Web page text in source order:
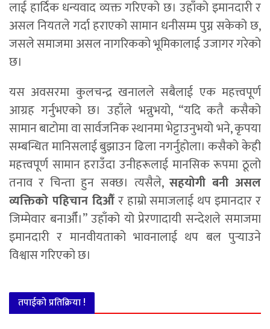
लाई हार्दिक धन्यवाद व्यक्त गरिएको छ। उहाँको इमानदारी र
असल नियतले गर्दा हराएको सामान धनीसम्म पुग्न सकेको छ,
जसले समाजमा असल नागरिकको भूमिकालाई उजागर गरेको
छ।
यस अवसरमा कुलचन्द्र खनालले सबैलाई एक महत्त्वपूर्ण
आग्रह गर्नुभएको छ। उहाँले भन्नुभयो, “यदि कतै कसैको
सामान बाटोमा वा सार्वजनिक स्थानमा भेट्टाउनुभयो भने, कृपया
सम्बन्धित मानिसलाई बुझाउन ढिला नगर्नुहोला। कसैको केही
महत्त्वपूर्ण सामान हराउँदा उनीहरूलाई मानसिक रूपमा ठूलो
तनाव र चिन्ता हुन सक्छ। त्यसैले, सहयोगी बनी असल
व्यक्तिको पहिचान दिऔँर हाम्रो समाजलाई थप इमानदार र
जिम्मेवार बनाऔँ।” उहाँको यो प्रेरणादायी सन्देशले समाजमा
इमानदारी र मानवीयताको भावनालाई थप बल पुर्‍याउने
विश्वास गरिएको छ।
तपाईको प्रतिक्रिया !